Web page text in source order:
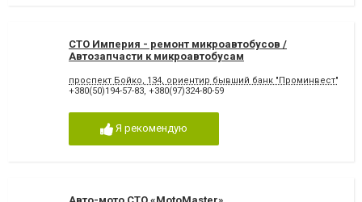
СТО Империя - ремонт микроавтобусов /
Автозапчасти к микроавтобусам
проспект Бойко, 134, ориентир бывший банк "Проминвест"
+380(50)194-57-83, +380(97)324-80-59
Я рекомендую